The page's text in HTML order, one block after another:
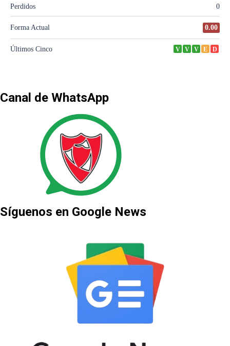
Canal de WhatsApp
Síguenos en Google News